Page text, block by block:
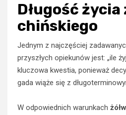
Długość życia
chińskiego
Jednym z najczęściej
przyszłych opiekunów jest: „ile
kluczowa kwestia, ponieważ
gada wiąże się z
W odpowiednich warunkach